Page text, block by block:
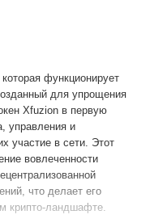
функционирует
для упрощения
Xfuzion в первую
управления и
участие в сети. Этот
вовлеченности
что делает его
крипто-ландшафте.